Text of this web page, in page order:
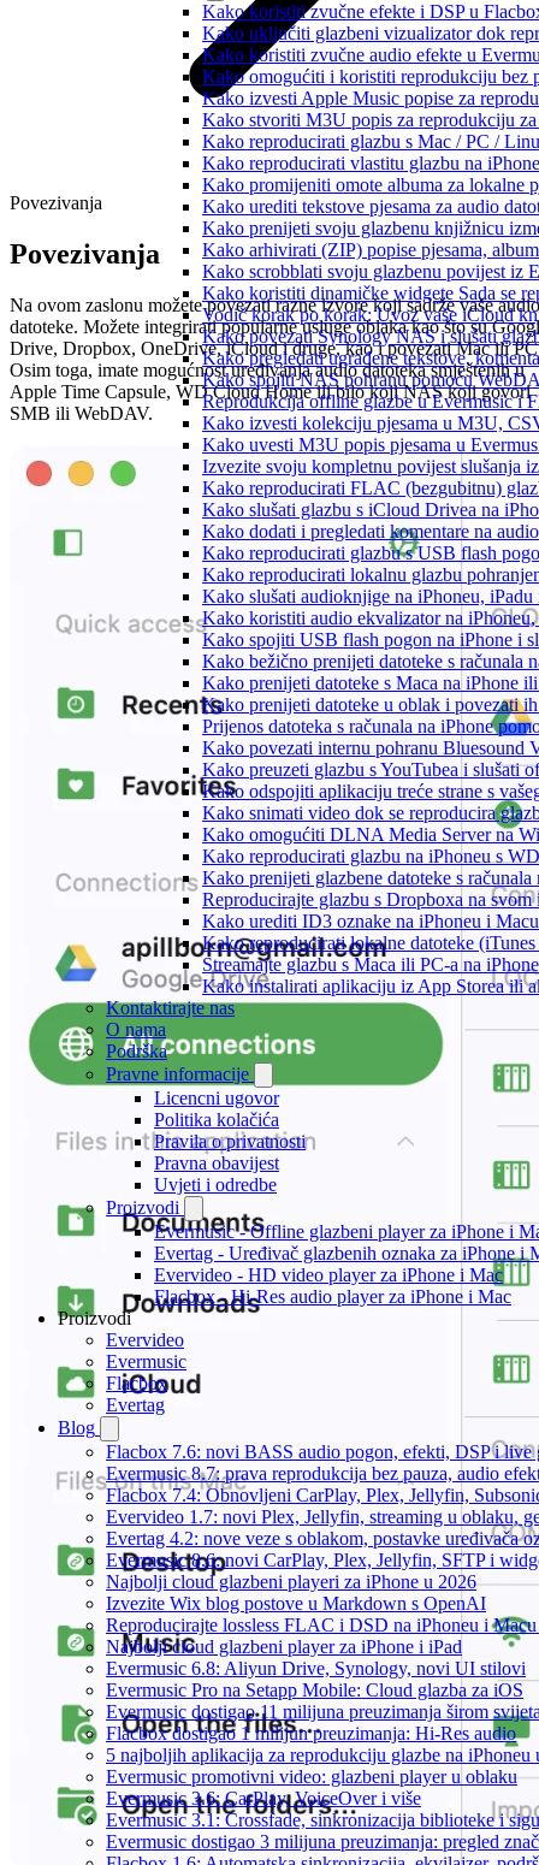
Kako koristiti zvučne efekte i DSP u
Kako uključiti glazbeni vizualizator dok
Kako koristiti zvučne audio efekte u
Kako omogućiti i koristiti reprodukciju bez
Kako izvesti Apple Music popise za
Kako stvoriti M3U popis za reprodukciju
Kako reproducirati glazbu s Mac / PC /
Kako reproducirati vlastitu glazbu na
Kako promijeniti omote albuma za lokalne
Kako urediti tekstove pjesama za audio
Kako prenijeti svoju glazbenu knjižnicu
Kako arhivirati (ZIP) popise pjesama,
Kako scrobblati svoju glazbenu povijest iz
Kako koristiti dinamičke widgete Sada se
Vodič korak po korak: Uvoz vaše iCloud
Kako povezati Synology NAS i slušati
Kako pregledati ugrađene tekstove,
Kako spojiti NAS pohranu pomoću
Reprodukcija offline glazbe u Evermusic i
Kako izvesti kolekciju pjesama u M3U,
Kako uvesti M3U popis pjesama u
Izvezite svoju kompletnu povijest slušanja
Kako reproducirati FLAC (bezgubitnu)
Kako slušati glazbu s iCloud Drivea na
Kako dodati i pregledati komentare na
Kako reproducirati glazbu s USB flash
Kako reproducirati lokalnu glazbu
Kako slušati audioknjige na iPhoneu,
Kako koristiti audio ekvalizator na
Kako spojiti USB flash pogon na iPhone i
Kako bežično prenijeti datoteke s računala
Kako prenijeti datoteke s Maca na iPhone
Kako prenijeti datoteke u oblak i povezati
Prijenos datoteka s računala na iPhone
Kako povezati internu pohranu Bluesound
Kako preuzeti glazbu s YouTubea i slušati
Kako odspojiti aplikaciju treće strane s
Kako snimati video dok se reproducira
Kako omogućiti DLNA Media Server na
Kako reproducirati glazbu na iPhoneu s
Kako prenijeti glazbene datoteke s
Reproducirajte glazbu s Dropboxa na
Kako urediti ID3 oznake na iPhoneu i Macu
Kako reproducirati lokalne datoteke
Streamajte glazbu s Maca ili PC-a na
Kako instalirati aplikaciju iz App Storea ili
Kontaktirajte nas
O nama
Podrška
Pravne informacije
Licencni ugovor
Politika kolačića
Pravila o privatnosti
Pravna obavijest
Uvjeti i odredbe
Proizvodi
Evermusic - Offline glazbeni player za iPhone i
Evertag - Uređivač glazbenih oznaka za iPhone i
Evervideo - HD video player za iPhone i Mac
Flacbox - Hi-Res audio player za iPhone i Mac
Proizvodi
Evervideo
Evermusic
Flacbox
Evertag
Blog
Flacbox 7.6: novi BASS audio pogon, efekti, DSP i live
Evermusic 8.7: prava reprodukcija bez pauza, audio
Flacbox 7.4: Obnovljeni CarPlay, Plex, Jellyfin,
Evervideo 1.7: novi Plex, Jellyfin, streaming u oblaku,
Evertag 4.2: nove veze s oblakom, postavke uređivača
Evermusic 8.6: novi CarPlay, Plex, Jellyfin, SFTP i
Najbolji cloud glazbeni playeri za iPhone u 2026
Izvezite Wix blog postove u Markdown s OpenAI
Reproducirajte lossless FLAC i DSD na iPhoneu i
Najbolji cloud glazbeni player za iPhone i iPad
Evermusic 6.8: Aliyun Drive, Synology, novi UI stilovi
Evermusic Pro na Setapp Mobile: Cloud glazba za iOS
Evermusic dostigao 11 milijuna preuzimanja širom
Flacbox dostigao 1 milijun preuzimanja: Hi-Res audio
5 najboljih aplikacija za reprodukciju glazbe na iPhoneu
Evermusic promotivni video: glazbeni player u oblaku
Evermusic 3.6: CarPlay, VoiceOver i više
Evermusic 3.1: Crossfade, sinkronizacija biblioteke i
Evermusic dostigao 3 milijuna preuzimanja: pregled
Povezivanja
Povezivanja
Na ovom zaslonu možete povezati razne izvore koji sadrže vaše audio
datoteke. Možete integrirati popularne usluge oblaka kao što su
Drive, Dropbox, OneDrive, iCloud i druge, kao i povezati Mac ili
Osim toga, imate mogućnost uređivanja audio datoteka smještenih u
Apple Time Capsule, WD Cloud Home ili bilo koji NAS koji govori
SMB ili WebDAV.